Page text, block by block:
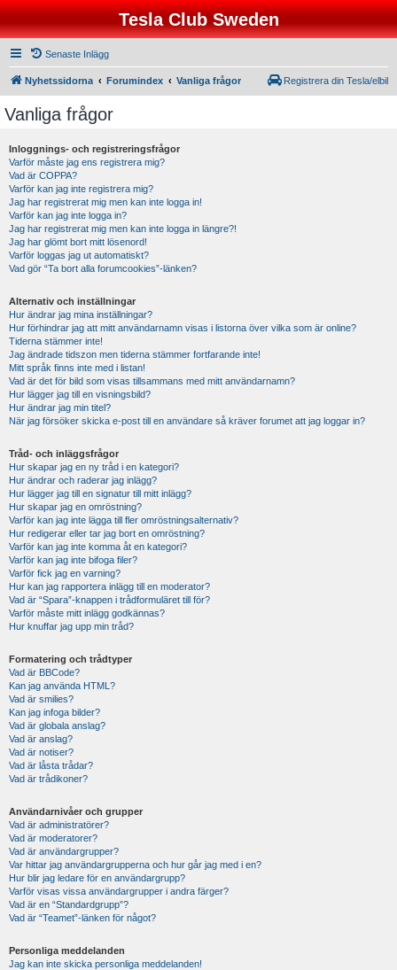
Tesla Club Sweden
Senaste Inlägg
Nyhetssidorna Forumindex Vanliga frågor Registrera din Tesla/elbil
Vanliga frågor
Inloggnings- och registreringsfrågor
Varför måste jag ens registrera mig?
Vad är COPPA?
Varför kan jag inte registrera mig?
Jag har registrerat mig men kan inte logga in!
Varför kan jag inte logga in?
Jag har registrerat mig men kan inte logga in längre?!
Jag har glömt bort mitt lösenord!
Varför loggas jag ut automatiskt?
Vad gör “Ta bort alla forumcookies”-länken?
Alternativ och inställningar
Hur ändrar jag mina inställningar?
Hur förhindrar jag att mitt användarnamn visas i listorna över vilka som är online?
Tiderna stämmer inte!
Jag ändrade tidszon men tiderna stämmer fortfarande inte!
Mitt språk finns inte med i listan!
Vad är det för bild som visas tillsammans med mitt användarnamn?
Hur lägger jag till en visningsbild?
Hur ändrar jag min titel?
När jag försöker skicka e-post till en användare så kräver forumet att jag loggar in?
Tråd- och inläggsfrågor
Hur skapar jag en ny tråd i en kategori?
Hur ändrar och raderar jag inlägg?
Hur lägger jag till en signatur till mitt inlägg?
Hur skapar jag en omröstning?
Varför kan jag inte lägga till fler omröstningsalternativ?
Hur redigerar eller tar jag bort en omröstning?
Varför kan jag inte komma åt en kategori?
Varför kan jag inte bifoga filer?
Varför fick jag en varning?
Hur kan jag rapportera inlägg till en moderator?
Vad är “Spara”-knappen i trådformuläret till för?
Varför måste mitt inlägg godkännas?
Hur knuffar jag upp min tråd?
Formatering och trådtyper
Vad är BBCode?
Kan jag använda HTML?
Vad är smilies?
Kan jag infoga bilder?
Vad är globala anslag?
Vad är anslag?
Vad är notiser?
Vad är låsta trådar?
Vad är trådikoner?
Användarnivåer och grupper
Vad är administratörer?
Vad är moderatorer?
Vad är användargrupper?
Var hittar jag användargrupperna och hur går jag med i en?
Hur blir jag ledare för en användargrupp?
Varför visas vissa användargrupper i andra färger?
Vad är en “Standardgrupp”?
Vad är “Teamet”-länken för något?
Personliga meddelanden
Jag kan inte skicka personliga meddelanden!